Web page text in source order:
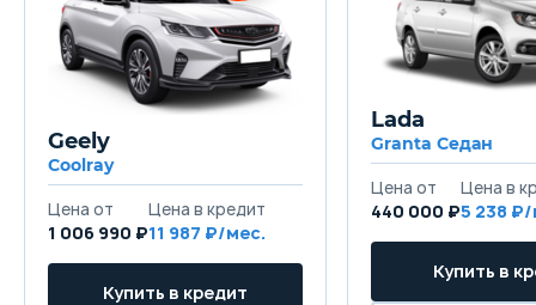
Geely
Coolray
1 006 990 ₽11 987
Lada
Granta Седан
440 000 ₽5 238